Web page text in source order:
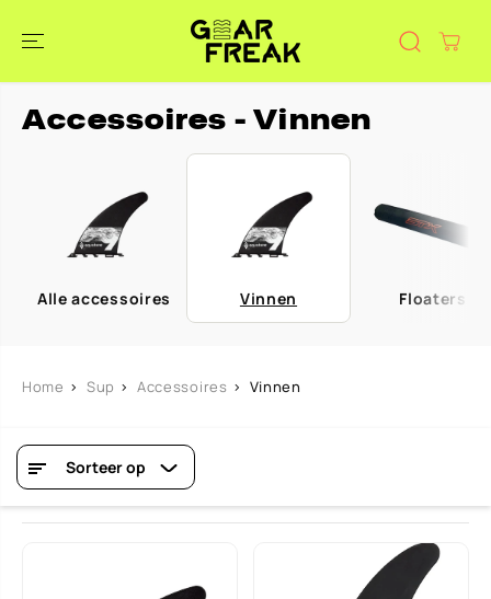
ARTIKEL
Accessoires - Vinnen
Alle accessoires Vinnen Floaters
Home Sup Accessoires Vinnen
Sorteer op